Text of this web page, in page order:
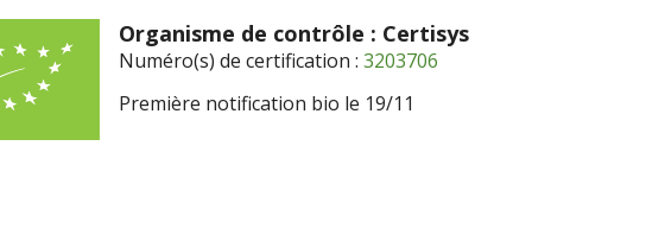
Organisme de contrôle : Certisys
Numéro(s) de certification : 3203706
Première notification bio le 19/11